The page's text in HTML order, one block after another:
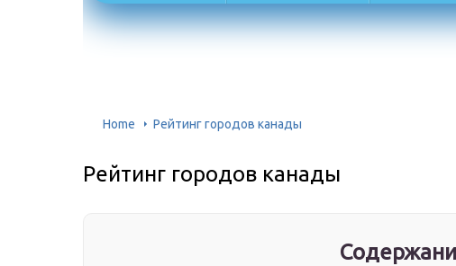
Home Рейтинг городов канады
Рейтинг городов канады